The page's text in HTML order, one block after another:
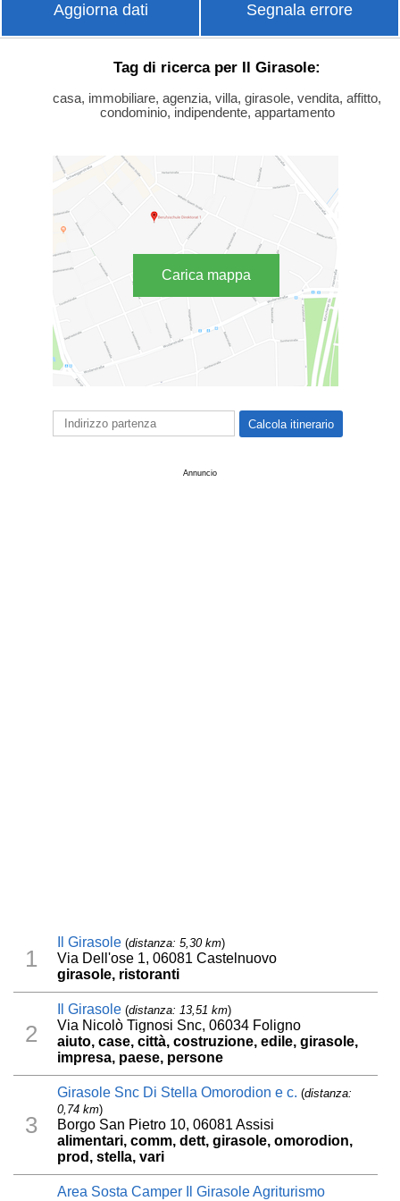
Aggiorna dati Segnala errore
Tag di ricerca per Il Girasole:
casa, immobiliare, agenzia, villa, girasole, vendita, affitto,
condominio, indipendente, appartamento
Carica mappa
Annuncio
1
Il Girasole (distanza: 5,30 km)
Via Dell'ose 1, 06081 Castelnuovo
girasole, ristoranti
2
Il Girasole (distanza: 13,51 km)
Via Nicolò Tignosi Snc, 06034 Foligno
aiuto, case, città, costruzione, edile, girasole,
impresa, paese, persone
3
Girasole Snc Di Stella Omorodion e c. (distanza:
0,74 km)
Borgo San Pietro 10, 06081 Assisi
alimentari, comm, dett, girasole, omorodion,
prod, stella, vari
Area Sosta Camper Il Girasole Agriturismo